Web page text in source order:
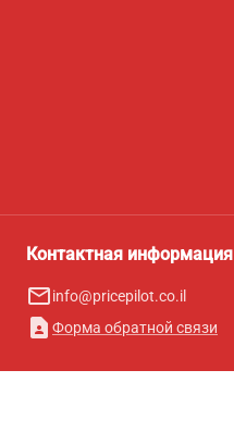
Контактная информация
mail_outlineinfo@pricepilot.co.il
contact_page Форма обратной связи